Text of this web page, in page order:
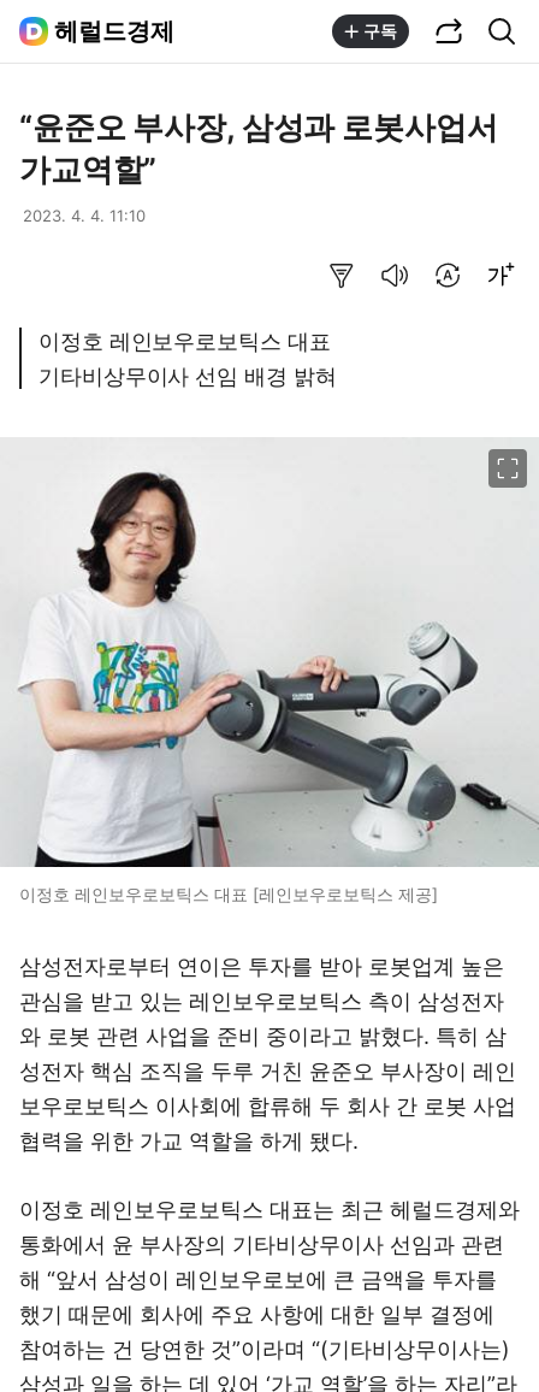
헤럴드경제 구독
“윤준오 부사장, 삼성과 로봇사업서
가교역할”
2023. 4. 4. 11:10
이정호 레인보우로보틱스 대표
기타비상무이사 선임 배경 밝혀
이정호 레인보우로보틱스 대표 [레인보우로보틱스 제공]
삼성전자로부터 연이은 투자를 받아 로봇업계 높은
관심을 받고 있는 레인보우로보틱스 측이 삼성전자
와 로봇 관련 사업을 준비 중이라고 밝혔다. 특히 삼
성전자 핵심 조직을 두루 거친 윤준오 부사장이 레인
보우로보틱스 이사회에 합류해 두 회사 간 로봇 사업
협력을 위한 가교 역할을 하게 됐다.
이정호 레인보우로보틱스 대표는 최근 헤럴드경제와
통화에서 윤 부사장의 기타비상무이사 선임과 관련
해 “앞서 삼성이 레인보우로보에 큰 금액을 투자를
했기 때문에 회사에 주요 사항에 대한 일부 결정에
참여하는 건 당연한 것”이라며 “(기타비상무이사는)
삼성과 일을 하는 데 있어 ‘가교 역할’을 하는 자리”라